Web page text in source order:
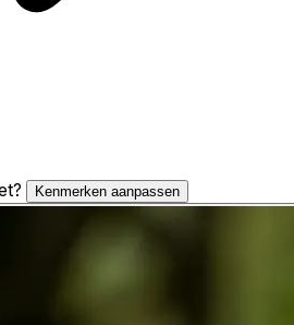
Kenmerken aanpassen